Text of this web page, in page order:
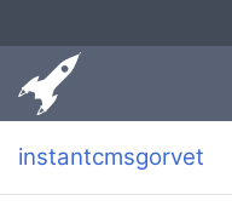
instantcmsgorvet